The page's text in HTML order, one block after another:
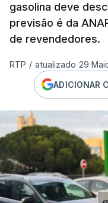
gasolina deve
previsão é da
de revendedores.
RTP / atualizado 29
ADICIONAR